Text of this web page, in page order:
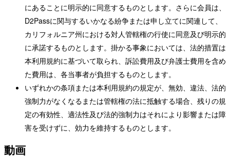
にあることに明示的に同意するものとします。さらに会員は、
D2Passに関与するいかなる紛争または申し立てに関連して、
カリフォルニア州における対人管轄権の行使に同意及び明示的
に承諾するものとします。掛かる事象においては、法的措置は
本利用規約に基づいて取られ、訴訟費用及び弁護士費用を含め
た費用は、各当事者が負担するものとします。
いずれかの条項または本利用規約の規定が、無効、違法、法的
強制力がなくなるまたは管轄権の法に抵触する場合、残りの規
定の有効性、適法性及び法的強制力はそれにより影響または障
害を受けずに、効力を維持するものとします。
動画